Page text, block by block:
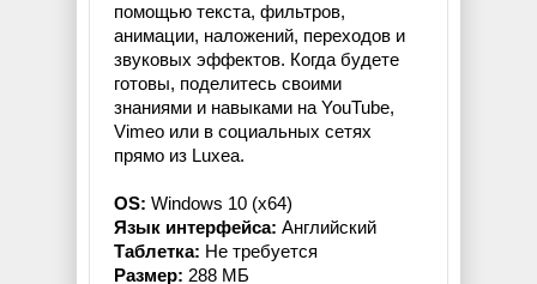
помощью текста, фильтров,
анимации, наложений, переходов и
звуковых эффектов. Когда будете
готовы, поделитесь своими
знаниями и навыками на YouTube,
Vimeo или в социальных сетях
прямо из Luxea.
OS: Windows 10 (x64)
Язык интерфейса: Английский
Таблетка: Не требуется
Размер: 288 МБ